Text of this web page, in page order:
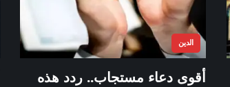
الدين
أقوى دعاء مستجاب.. ردد هذه